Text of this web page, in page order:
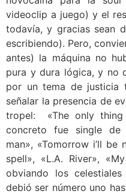
videoclip a juego) y el
todavía, y gracias sean
escribiendo). Pero,
antes) la máquina no
pura y dura lógica, y no
por un tema de justicia
señalar la presencia de
tropel: «The only
concreto fue single de
man», «Tomorrow i’ll be
spell», «L.A. River»,
obviando los
debió ser número uno